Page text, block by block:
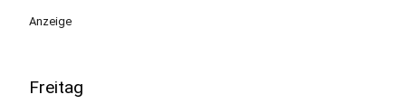
Anzeige
Freitag